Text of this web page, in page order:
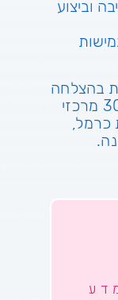
וביצוע
בהצלחה
זו השנה החמישית בלמעלה מ-30 מרכזי
כרמל,